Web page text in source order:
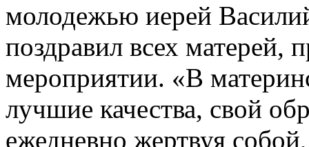
молодежью иерей
поздравил всех матерей,
мероприятии. «В
лучшие качества, свой
ежедневно жертвуя